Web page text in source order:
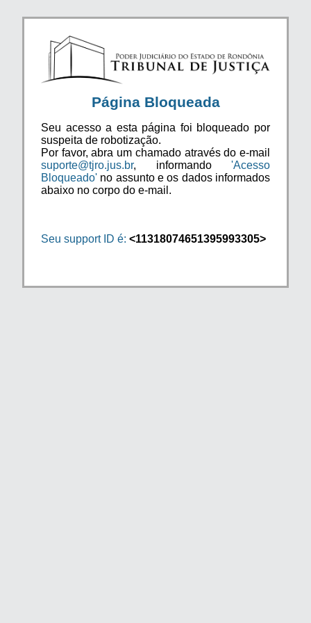
Página Bloqueada
Seu acesso a esta página foi bloqueado por
suspeita de robotização.
Por favor, abra um chamado através do e-mail
suporte@tjro.jus.br, informando 'Acesso
Bloqueado' no assunto e os dados informados
abaixo no corpo do e-mail.
Seu support ID é: <11318074651395993305>